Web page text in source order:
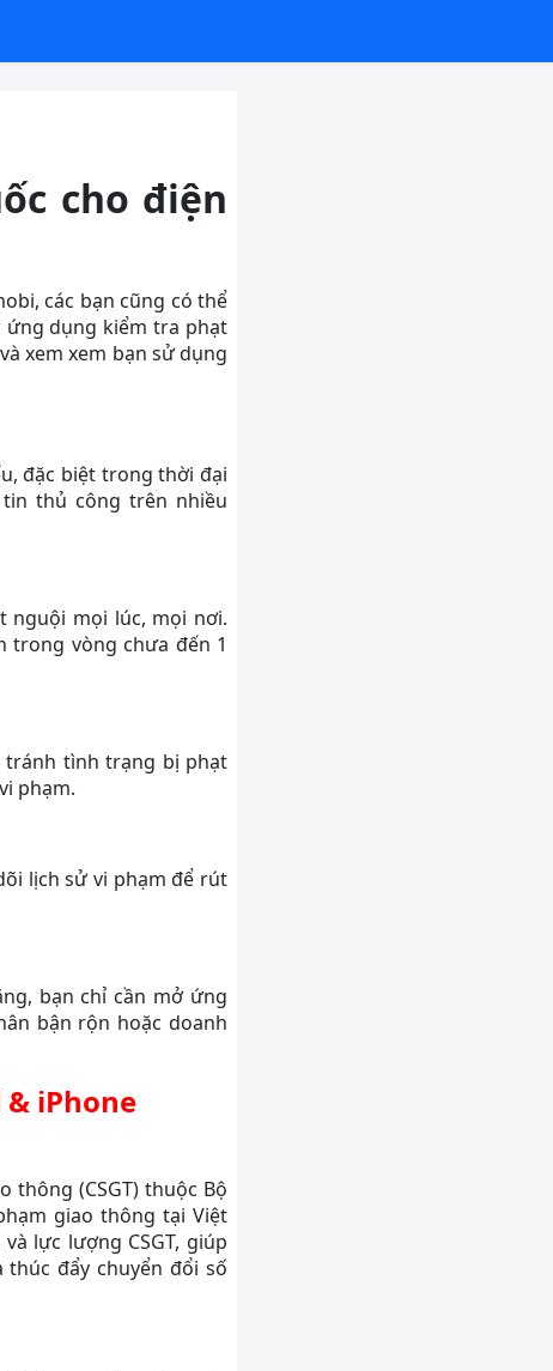
cho điện
các bạn cũng có thể
dụng kiểm tra phạt
xem xem bạn sử dụng
đặc biệt trong thời đại
thủ công trên nhiều
nguội mọi lúc, mọi nơi.
trong vòng chưa đến 1
tránh tình trạng bị phạt
phạm.
lịch sử vi phạm để rút
bạn chỉ cần mở ứng
bận rộn hoặc doanh
iPhone
(CSGT) thuộc Bộ
giao thông tại Việt
lực lượng CSGT, giúp
đẩy chuyển đổi số